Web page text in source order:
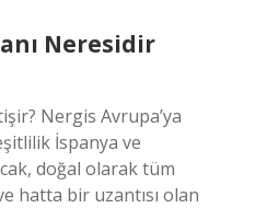
Neresidir
Nergis Avrupa’ya
İspanya ve
doğal olarak tüm
hatta bir uzantısı olan